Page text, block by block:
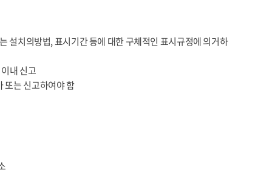
설치의방법, 표시기간 등에 대한 구체적인 표시규정에 의거하
내 신고
또는 신고하여야 함